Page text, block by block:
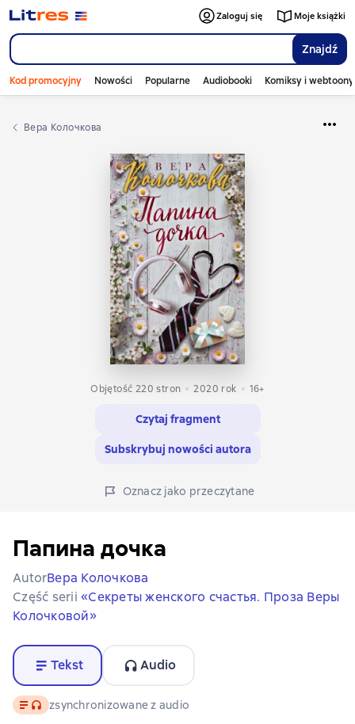
Znajdź
Zaloguj się Moje książki
Kod promocyjny Nowości Popularne Audiobooki Komiksy i webtoony
Вера Колочкова
Objętość 220 stron 2020 rok 16+
Czytaj fragment
Subskrybuj nowości autora
Oznacz jako przeczytane
Папина дочка
AutorВера Колочкова
Część serii «Секреты женского счастья. Проза Веры
Колочковой»
Tekst Audio
Tekst, format audio dostępny
zsynchronizowane z audio